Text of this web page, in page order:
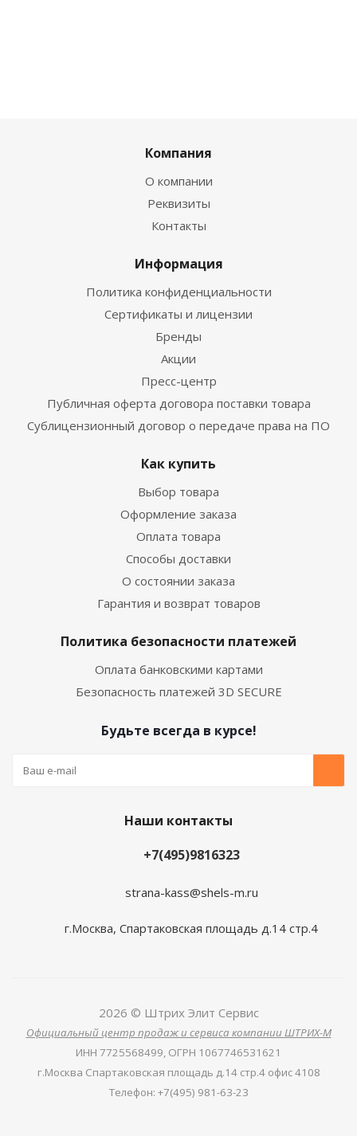
Компания
О компании
Реквизиты
Контакты
Информация
Политика конфиденциальности
Сертификаты и лицензии
Бренды
Акции
Пресс-центр
Публичная оферта договора поставки товара
Сублицензионный договор о передаче права на ПО
Как купить
Выбор товара
Оформление заказа
Оплата товара
Способы доставки
О состоянии заказа
Гарантия и возврат товаров
Политика безопасности платежей
Оплата банковскими картами
Безопасность платежей 3D SECURE
Будьте всегда в курсе!
Наши контакты
+7(495)9816323
strana-kass@shels-m.ru
г.Москва, Спартаковская площадь д.14 стр.4
2026 © Штрих Элит Сервис
Официальный центр продаж и сервиса компании ШТРИХ-М
ИНН 7725568499, ОГРН 1067746531621
г.Москва Спартаковская площадь д.14 стр.4 офис 4108
Телефон: +7(495) 981-63-23